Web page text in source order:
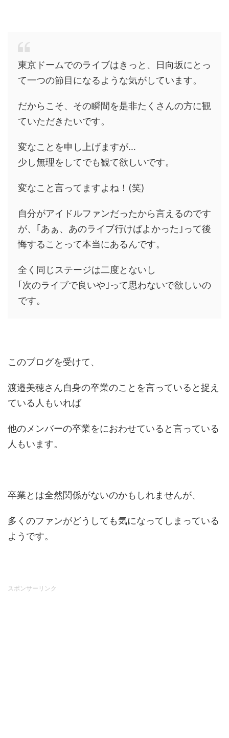
東京ドームでのライブはきっと、日向坂にとっ
て一つの節目になるような気がしています。
だからこそ、その瞬間を是非たくさんの方に観
ていただきたいです。
変なことを申し上げますが…
少し無理をしてでも観て欲しいです。
変なこと言ってますよね！(笑)
自分がアイドルファンだったから言えるのです
が、｢あぁ、あのライブ行けばよかった｣って後
悔することって本当にあるんです。
全く同じステージは二度とないし
｢次のライブで良いや｣って思わないで欲しいの
です。
このブログを受けて、
渡邉美穂さん自身の卒業のことを言っていると捉え
ている人もいれば
他のメンバーの卒業をにおわせていると言っている
人もいます。
卒業とは全然関係がないのかもしれませんが、
多くのファンがどうしても気になってしまっている
ようです。
スポンサーリンク